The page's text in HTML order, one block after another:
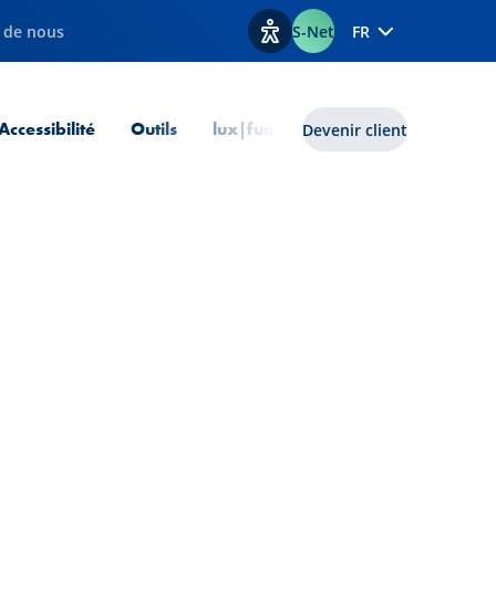
nous Afficher les options
S-Net FR
courante Outils lux|funds Devenir client